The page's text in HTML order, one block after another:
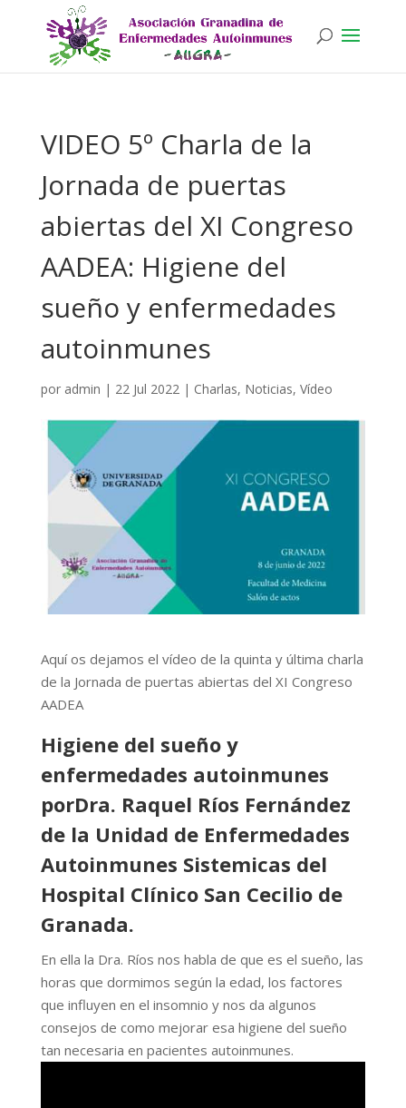
VIDEO 5º Charla de la
Jornada de puertas
abiertas del XI Congreso
AADEA: Higiene del
sueño y enfermedades
autoinmunes
por admin | 22 Jul 2022| Charlas, Noticias, Vídeo
Aquí os dejamos el vídeo de la quinta y última charla
de la Jornada de puertas abiertas del XI Congreso
AADEA
Higiene del sueño y
enfermedades autoinmunes
porDra. Raquel Ríos Fernández
de la Unidad de Enfermedades
Autoinmunes Sistemicas del
Hospital Clínico San Cecilio de
Granada.
En ella la Dra. Ríos nos habla de que es el sueño, las
horas que dormimos según la edad, los factores
que influyen en el insomnio y nos da algunos
consejos de como mejorar esa higiene del sueño
tan necesaria en pacientes autoinmunes.